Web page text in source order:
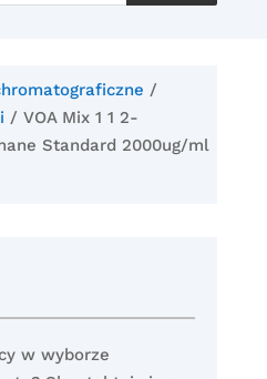
/
/ VOA Mix 1 1 2-
Standard 2000ug/ml
w wyborze